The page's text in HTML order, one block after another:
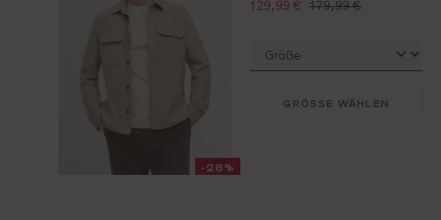
-28%
verkaufspreis:
129,99 € regulärer preis:
179,99 €
GRÖSSE WÄHLEN